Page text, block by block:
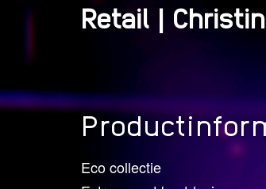
Retail |
Eco collectie